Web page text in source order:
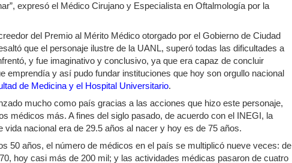
expresó el Médico Cirujano y Especialista en Oftalmología por la
del Premio al Mérito Médico otorgado por el Gobierno de Ciudad
que el personaje ilustre de la UANL, superó todas las dificultades a
y fue imaginativo y conclusivo, ya que era capaz de concluir
emprendía y así pudo fundar instituciones que hoy son orgullo nacional
de Medicina y el Hospital Universitario.
mucho como país gracias a las acciones que hizo este personaje,
médicos más. A fines del siglo pasado, de acuerdo con el INEGI, la
vida nacional era de 29.5 años al nacer y hoy es de 75 años.
50 años, el número de médicos en el país se multiplicó nueve veces: de
hoy casi más de 200 mil; y las actividades médicas pasaron de cuatro